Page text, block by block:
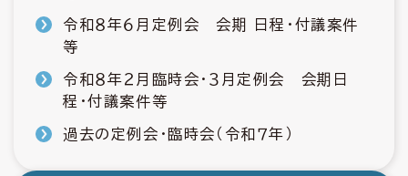
令和８年６月定例会 会期 日程・付議案件
等
令和８年２月臨時会・３月定例会 会期日
程・付議案件等
過去の定例会・臨時会（令和７年）